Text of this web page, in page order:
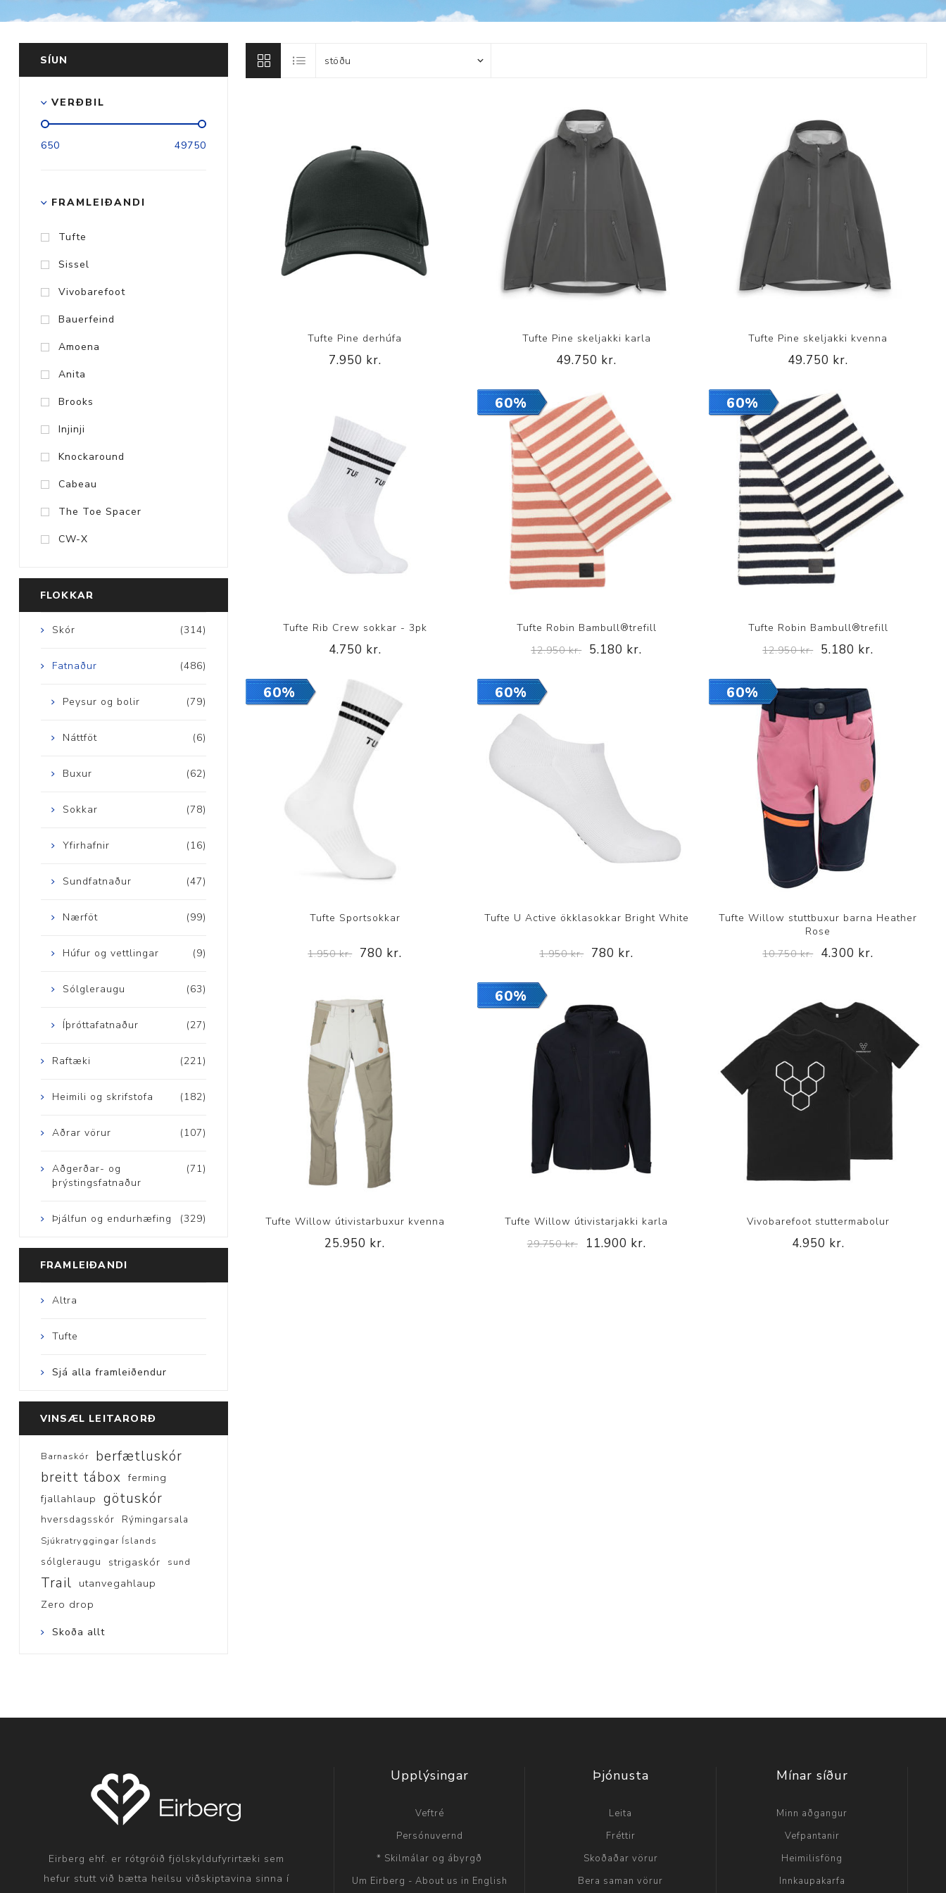
Húfur og vettlingar
Vogir og mælar
gönguhjálpartæki
Brjóstaaðgerðir
Þrýstingsvörur
Aðrar æfingavörur
Æfingadýnur og boltar
Vatnsflöskur og brúsar
Gigtarvörur
Hita- og kælimeðferð
Stuðningshlífar
Jógavörur
Tufte Pine derhúfa
7.950 kr.
Tufte Pine skeljakki karla
49.750 kr.
Tufte Pine skeljakki kvenna
49.750 kr.
Tufte Rib Crew sokkar - 3pk
4.750 kr.
60%
Tufte Robin Bambull®trefill
12.950 kr.
5.180 kr.
60%
Tufte Robin Bambull®trefill
12.950 kr.
5.180 kr.
60%
Tufte Sportsokkar
1.950 kr. 780 kr.
60%
Tufte U Active ökklasokkar Bright White
1.950 kr. 780 kr.
60%
Tufte Willow stuttbuxur barna Heather
Rose
10.750 kr.
4.300 kr.
Tufte Willow útivistarbuxur kvenna
25.950 kr.
60%
Tufte Willow útivistarjakki karla
29.750 kr.
11.900 kr.
Vivobarefoot stuttermabolur
4.950 kr.
SÍUN
VERÐBIL
650 49750
FRAMLEIÐANDI
Tufte
Sissel
Vivobarefoot
Bauerfeind
Amoena
Anita
Brooks
Injinji
Knockaround
Cabeau
The Toe Spacer
CW-X
FLOKKAR
(314)
Skór
(486)
Fatnaður
(79)
Peysur og bolir
(6)
Náttföt
(62)
Buxur
(78)
Sokkar
(16)
Yfirhafnir
(47)
Sundfatnaður
(99)
Nærföt
(9)
Húfur og vettlingar
(63)
Sólgleraugu
(27)
Íþróttafatnaður
(221)
Raftæki
(182)
Heimili og skrifstofa
(107)
Aðrar vörur
(71)
Aðgerðar- og
þrýstingsfatnaður
(329)
Þjálfun og endurhæfing
FRAMLEIÐANDI
Altra
Tufte
Sjá alla framleiðendur
VINSÆL LEITARORÐ
Barnaskór
berfætluskór
breitt tábox ferming
fjallahlaup götuskór
hversdagsskór Rýmingarsala
Sjúkratryggingar Íslands
sólgleraugu strigaskór sund
Trail utanvegahlaup
Zero drop
Skoða allt
Eirberg ehf. er rótgróið fjölskyldufyrirtæki sem
hefur stutt við bætta heilsu viðskiptavina sinna í
Upplýsingar
Veftré
Persónuvernd
* Skilmálar og ábyrgð
Um Eirberg - About us in English
Þjónusta
Leita
Fréttir
Skoðaðar vörur
Bera saman vörur
Mínar síður
Minn aðgangur
Vefpantanir
Heimilisföng
Innkaupakarfa